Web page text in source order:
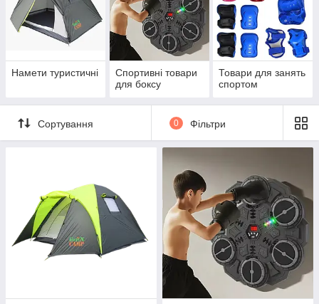
Намети туристичні
Спортивні товари
для боксу
Товари для занять
спортом
Сортування 0 Фільтри